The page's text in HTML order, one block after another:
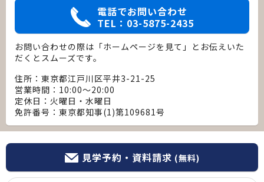
電話でお問い合わせ
TEL：03-5875-2435
お問い合わせの際は「ホームページを見て」とお伝えいた
だくとスムーズです。
住所：東京都江戸川区平井3-21-25
営業時間：10:00～20:00
定休日：火曜日・水曜日
免許番号：東京都知事(1)第109681号
見学予約・資料請求 (無料)